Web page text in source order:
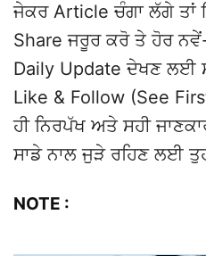
ਜੇਕਰ Article ਚੰਗਾ ਲੱਗੇ
Share ਜਰੂਰ ਕਰੋ ਤੇ ਹੋਰ
Daily Update ਦੇਖਣ ਲਈ
Like & Follow (See
ਹੀ ਨਿਰਪੱਖ ਅਤੇ ਸਹੀ
ਸਾਡੇ ਨਾਲ ਜੁੜੇ ਰਹਿਣ ਲਈ
NOTE :